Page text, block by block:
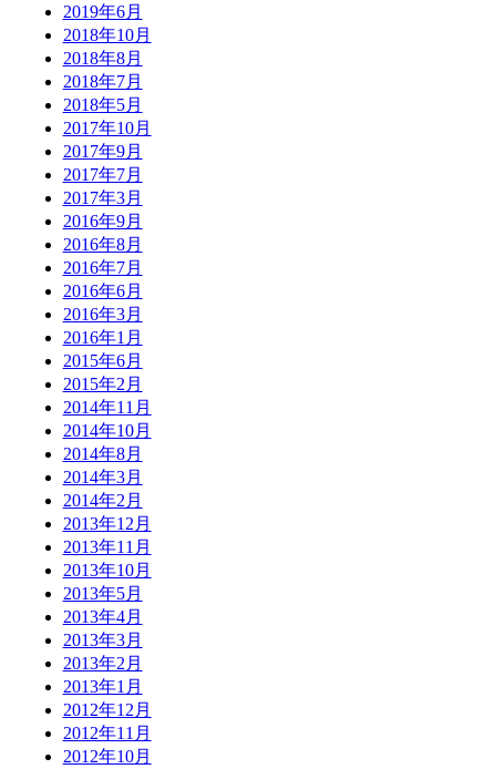
2019年6月
2018年10月
2018年8月
2018年7月
2018年5月
2017年10月
2017年9月
2017年7月
2017年3月
2016年9月
2016年8月
2016年7月
2016年6月
2016年3月
2016年1月
2015年6月
2015年2月
2014年11月
2014年10月
2014年8月
2014年3月
2014年2月
2013年12月
2013年11月
2013年10月
2013年5月
2013年4月
2013年3月
2013年2月
2013年1月
2012年12月
2012年11月
2012年10月